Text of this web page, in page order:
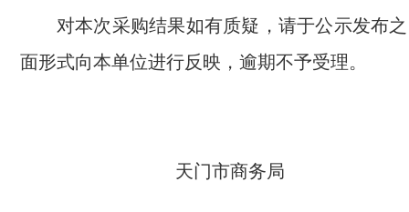
对本次采购结果如有质疑，请于公示发布
面形式向本单位进行反映，逾期不予受理。
天门市商务局